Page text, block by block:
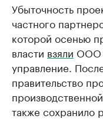
Убыточность
частного
которой осенью
власти взяли ООО
управление.
правительство
также сохранило